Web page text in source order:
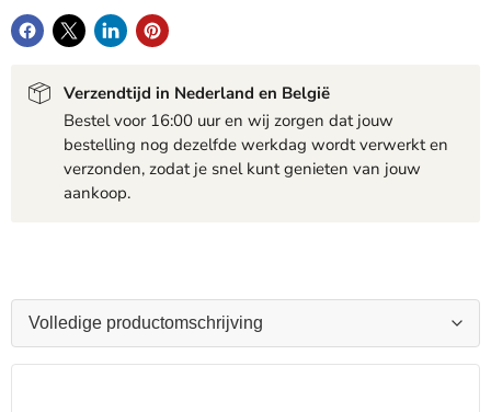
Verzendtijd in Nederland en België
Bestel voor 16:00 uur en wij zorgen dat jouw
bestelling nog dezelfde werkdag wordt verwerkt en
verzonden, zodat je snel kunt genieten van jouw
aankoop.